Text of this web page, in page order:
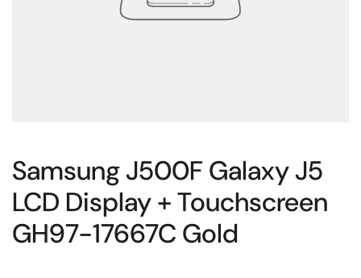
Samsung J500F Galaxy J5
LCD Display + Touchscreen
GH97-17667C Gold